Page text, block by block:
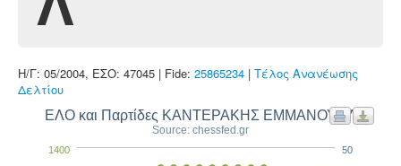
Η/Γ: 05/2004, ΕΣΟ: 47045 | Fide: 25865234 | Τέλος Ανανέωσης
Δελτίου
ΕΛΟ και Παρτίδες ΚΑΝΤΕΡΑΚΗΣ ΕΜΜΑΝΟΥΗΛ
Source: chessfed.gr
1400 50